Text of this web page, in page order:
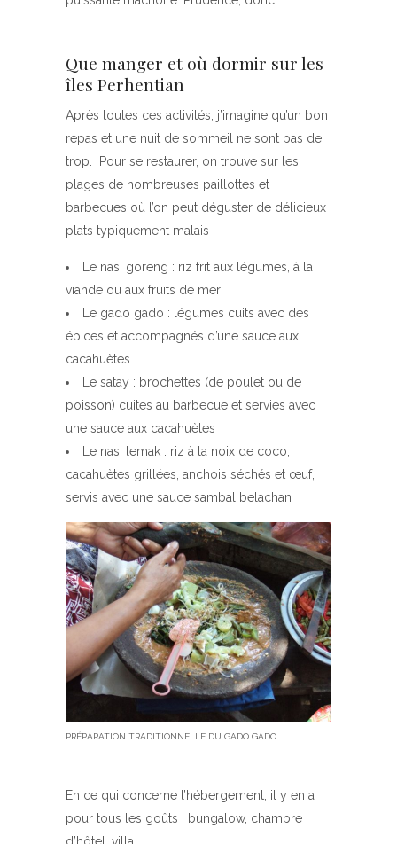
Que manger et où dormir sur les
îles Perhentian
Après toutes ces activités, j’imagine qu’un bon
repas et une nuit de sommeil ne sont pas de
trop. Pour se restaurer, on trouve sur les
plages de nombreuses paillottes et
barbecues où l’on peut déguster de délicieux
plats typiquement malais :
Le nasi goreng : riz frit aux légumes, à la
viande ou aux fruits de mer
Le gado gado : légumes cuits avec des
épices et accompagnés d’une sauce aux
cacahuètes
Le satay : brochettes (de poulet ou de
poisson) cuites au barbecue et servies avec
une sauce aux cacahuètes
Le nasi lemak : riz à la noix de coco,
cacahuètes grillées, anchois séchés et œuf,
servis avec une sauce sambal belachan
PRÉPARATION TRADITIONNELLE DU GADO GADO
En ce qui concerne l’hébergement, il y en a
pour tous les goûts : bungalow, chambre